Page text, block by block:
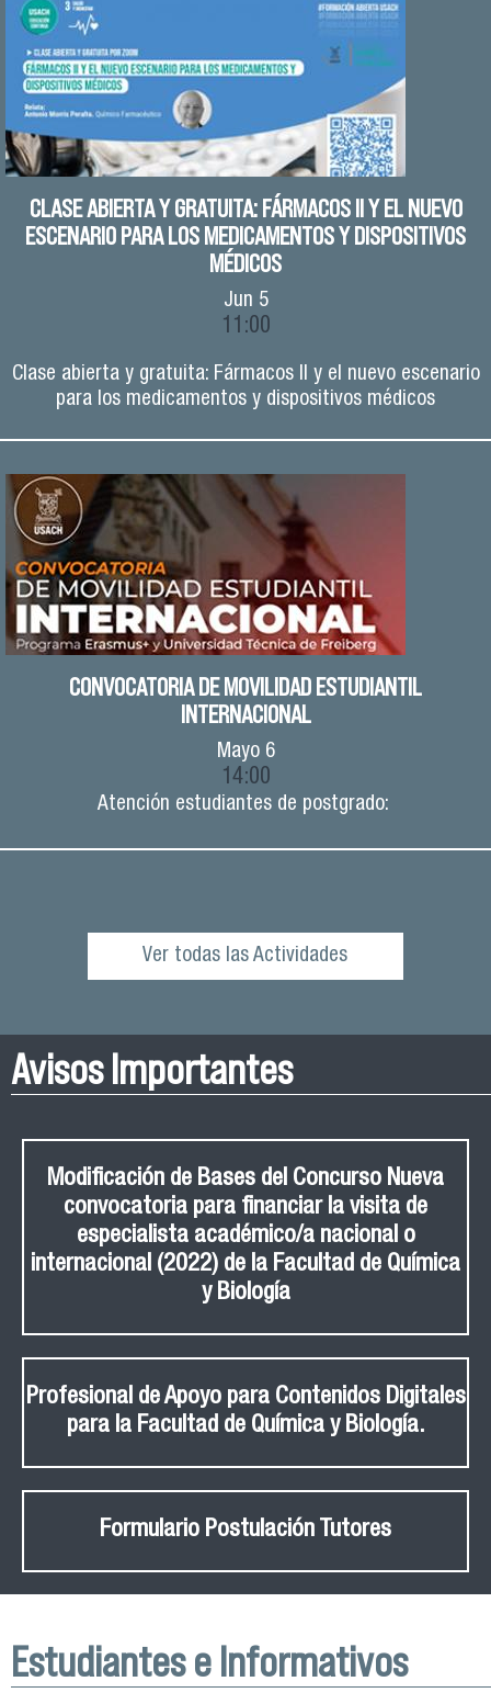
CLASE ABIERTA Y GRATUITA: FÁRMACOS II Y EL NUEVO
ESCENARIO PARA LOS MEDICAMENTOS Y DISPOSITIVOS
MÉDICOS
Jun 5
11:00
Clase abierta y gratuita: Fármacos II y el nuevo escenario
para los medicamentos y dispositivos médicos
CONVOCATORIA DE MOVILIDAD ESTUDIANTIL
INTERNACIONAL
Mayo6
14:00
Atención estudiantes de postgrado:
Ver todas las Actividades
Avisos Importantes
Modificación de Bases del Concurso Nueva
convocatoria para financiar la visita de
especialista académico/a nacional o
internacional (2022) de la Facultad de Química
y Biología
Profesional de Apoyo para Contenidos Digitales
para la Facultad de Química y Biología.
Formulario Postulación Tutores
Estudiantes e Informativos